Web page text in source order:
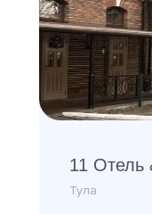
11 Отель
Тула